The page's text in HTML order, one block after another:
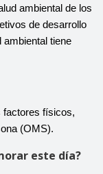
ambiental de los
de desarrollo
ambiental tiene
factores físicos,
(OMS).
este día?